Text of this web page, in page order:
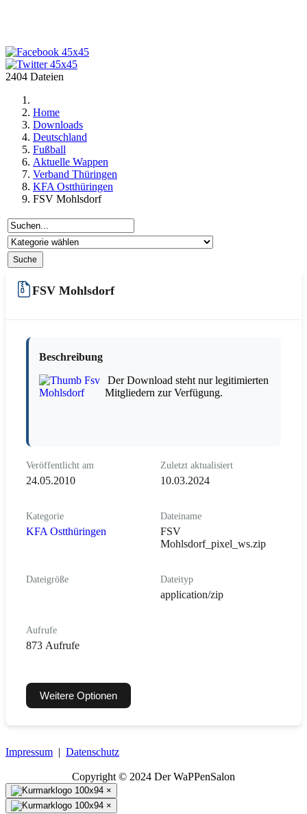
2404 Dateien
Home
Downloads
Deutschland
Fußball
Aktuelle Wappen
Verband Thüringen
KFA Ostthüringen
FSV Mohlsdorf
FSV Mohlsdorf
Beschreibung
Der Download steht nur legitimierten
Mitgliedern zur Verfügung.
Veröffentlicht am
24.05.2010
Zuletzt aktualisiert
10.03.2024
Kategorie
KFA Ostthüringen
Dateiname
FSV
Mohlsdorf_pixel_ws.zip
Dateigröße Dateityp
application/zip
Aufrufe
873 Aufrufe
Weitere Optionen
Impressum | Datenschutz
Copyright © 2024 Der WaPPenSalon
×
×